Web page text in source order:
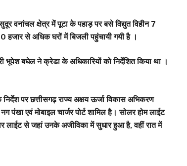
वनांचल क्षेत्र में पूटा के पहाड़ पर बसे विद्युत विहीन 7
हजार से अधिक घरों में बिजली पहुंचायी गयी है ।
भूपेश बघेल ने क्रेडा के अधिकारियों को निर्देशित किया था ।
पर छत्तीसगढ़ राज्य अक्षय ऊर्जा विकास अभिकरण
एवं मोबाइल चार्जर पोर्ट शामिल है। सोलर होम लाईट
लाईट से जहां उनके अजीविका में सुधार हुआ है, वहीं रात में